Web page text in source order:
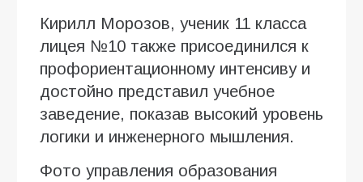
Кирилл Морозов, ученик 11 класса
лицея №10 также присоединился к
профориентационному интенсиву и
достойно представил учебное
заведение, показав высокий уровень
логики и инженерного мышления.
Фото управления образования